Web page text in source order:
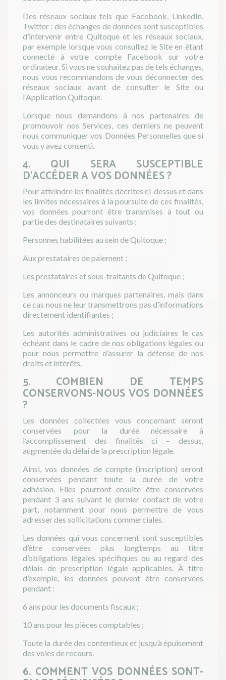
Des réseaux sociaux tels que Facebook, LinkedIn,
Twitter : des échanges de données sont susceptibles
d’intervenir entre Quitoque et les réseaux sociaux,
par exemple lorsque vous consultez le Site en étant
connecté à votre compte Facebook sur votre
ordinateur. Si vous ne souhaitez pas de tels échanges,
nous vous recommandons de vous déconnecter des
réseaux sociaux avant de consulter le Site ou
l’Application Quitoque.
Lorsque nous demandons à nos partenaires de
promouvoir nos Services, ces derniers ne peuvent
nous communiquer vos Données Personnelles que si
vous y avez consenti.
4. QUI SERA SUSCEPTIBLE
D’ACCÉDER A VOS DONNÉES ?
Pour atteindre les finalités décrites ci-dessus et dans
les limites nécessaires à la poursuite de ces finalités,
vos données pourront être transmises à tout ou
partie des destinataires suivants :
Personnes habilitées au sein de Quitoque ;
Aux prestataires de paiement ;
Les prestataires et sous-traitants de Quitoque ;
Les annonceurs ou marques partenaires, mais dans
ce cas nous ne leur transmettrons pas d’informations
directement identifiantes ;
Les autorités administratives ou judiciaires le cas
échéant dans le cadre de nos obligations légales ou
pour nous permettre d’assurer la défense de nos
droits et intérêts.
5. COMBIEN DE TEMPS
CONSERVONS-NOUS VOS DONNÉES
?
Les données collectées vous concernant seront
conservées pour la durée nécessaire à
l’accomplissement des finalités ci – dessus,
augmentée du délai de la prescription légale.
Ainsi, vos données de compte (inscription) seront
conservées pendant toute la durée de votre
adhésion. Elles pourront ensuite être conservées
pendant 3 ans suivant le dernier contact de votre
part, notamment pour nous permettre de vous
adresser des sollicitations commerciales.
Les données qui vous concernent sont susceptibles
d’être conservées plus longtemps au titre
d’obligations légales spécifiques ou au regard des
délais de prescription légale applicables. À titre
d’exemple, les données peuvent être conservées
pendant :
6 ans pour les documents fiscaux ;
10 ans pour les pièces comptables ;
Toute la durée des contentieux et jusqu’à épuisement
des voies de recours.
6. COMMENT VOS DONNÉES SONT-